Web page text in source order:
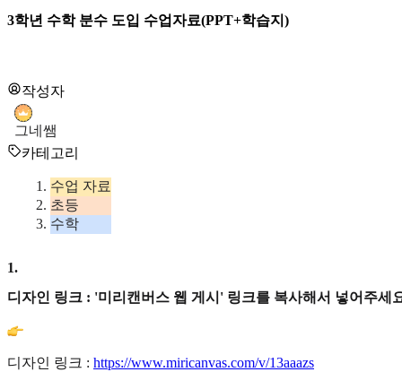
3학년 수학 분수 도입 수업자료(PPT+학습지)
작성자
그네쌤
카테고리
수업 자료
초등
수학
1.
디자인 링크 : '미리캔버스 웹 게시' 링크를 복사해서 넣어주세
디자인 링크 : https://www.miricanvas.com/v/13aaazs